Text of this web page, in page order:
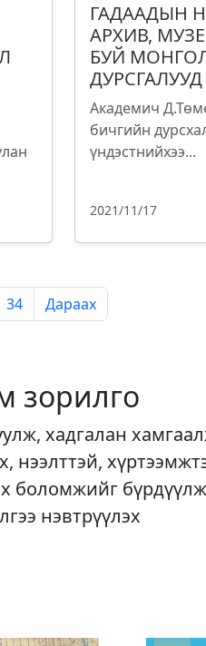
ГАДААДЫН
АРХИВ,
БУЙ
ДУРСГАЛУУД
Академич
бичгийн
үндэстнийхээ...
2021/11/17
34 Дараах
зорилго
хадгалан
нээлттэй,
боломжийг
нэвтрүүлэх